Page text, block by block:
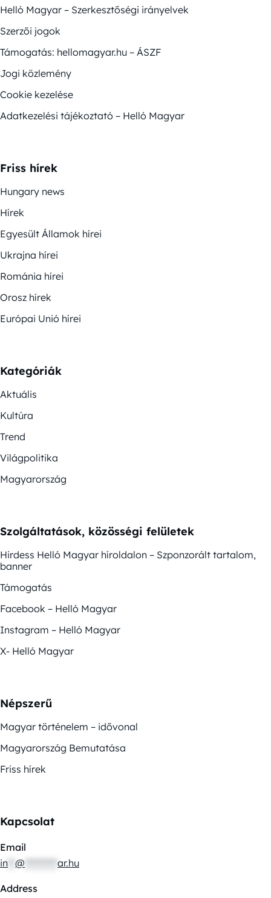
Helló Magyar – Szerkesztőségi irányelvek
Szerzői jogok
Támogatás: hellomagyar.hu – ÁSZF
Jogi közlemény
Cookie kezelése
Adatkezelési tájékoztató – Helló Magyar
Friss hírek
Hungary news
Hírek
Egyesült Államok hírei
Ukrajna hírei
Románia hírei
Orosz hírek
Európai Unió hírei
Kategóriák
Aktuális
Kultúra
Trend
Világpolitika
Magyarország
Szolgáltatások, közösségi felületek
Hirdess Helló Magyar híroldalon – Szponzorált tartalom,
banner
Támogatás
Facebook – Helló Magyar
Instagram – Helló Magyar
X- Helló Magyar
Népszerű
Magyar történelem – idővonal
Magyarország Bemutatása
Friss hírek
Kapcsolat
Email
in @ ar.hu
Address